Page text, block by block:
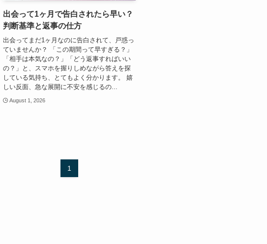
出会って1ヶ月で告白されたら早い？
判断基準と返事の仕方
出会ってまだ1ヶ月なのに告白されて、戸惑っ
ていませんか？ 「この期間って早すぎる？」
「相手は本気なの？」「どう返事すればいい
の？」と、スマホを握りしめながら答えを探
している気持ち、とてもよく分かります。 嬉
しい反面、急な展開に不安を感じるの...
August 1, 2026
1